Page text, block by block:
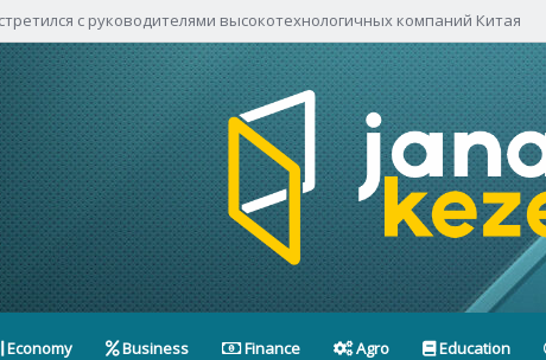
с руководителями высокотехнологичных компаний Китая
Economy Business Finance Agro Education